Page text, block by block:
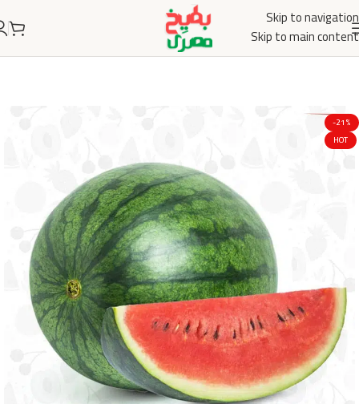
Skip to navigation
Skip to main content
-21%
HOT